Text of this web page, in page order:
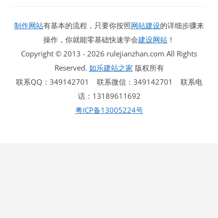
制作网站有基本的流程，只要你按照网站建设的详细步骤来
操作，你就能零基础快速学会建设网站 ！
Copyright © 2013 - 2026 rulejianzhan.com All Rights
Reserved. 如乐建站之家 版权所有
联系QQ：349142701 联系微信：349142701 联系电
话：13189611692
粤ICP备13005224号